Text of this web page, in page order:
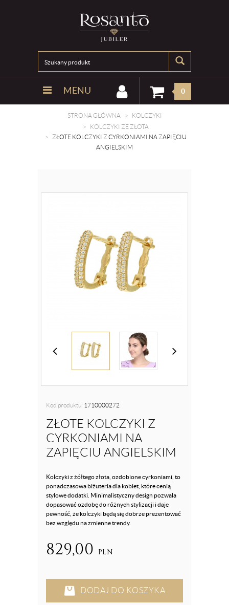
MENU 0
STRONA GŁÓWNA
KOLCZYKI
KOLCZYKI ZE ZŁOTA
ZŁOTE KOLCZYKI Z CYRKONIAMI NA ZAPIĘCIU
ANGIELSKIM
Kod produktu: 1710000272
ZŁOTE KOLCZYKI Z
CYRKONIAMI NA
ZAPIĘCIU ANGIELSKIM
Kolczyki z żółtego złota, ozdobione cyrkoniami, to
ponadczasowa biżuteria dla kobiet, które cenią
stylowe dodatki. Minimalistyczny design pozwala
dopasować ozdobę do różnych stylizacji i daje
pewność, że kolczyki będą się dobrze prezentować
bez względu na zmienne trendy.
829,00 PLN
DODAJ DO KOSZYKA